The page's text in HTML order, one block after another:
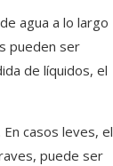
agua a lo largo
pueden ser
de líquidos, el
casos leves, el
puede ser